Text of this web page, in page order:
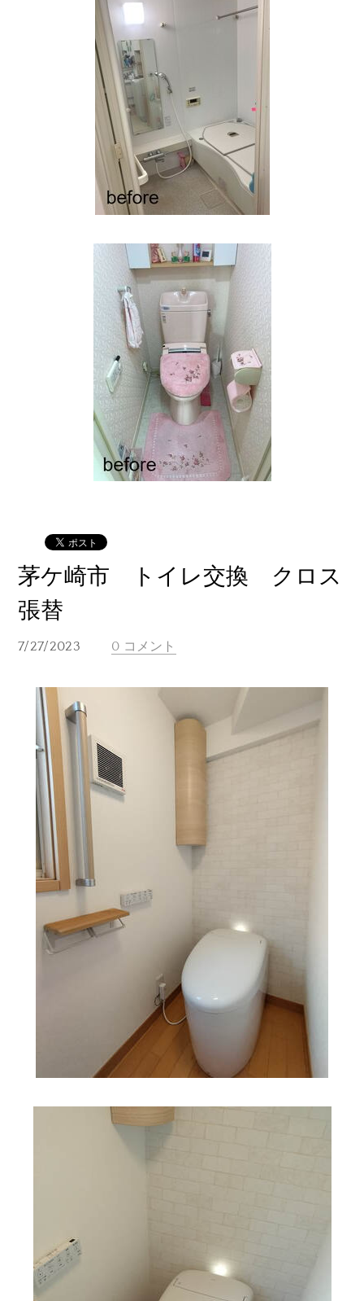
茅ケ崎市 トイレ交換 クロス
張替
7/27/2023 0 コメント